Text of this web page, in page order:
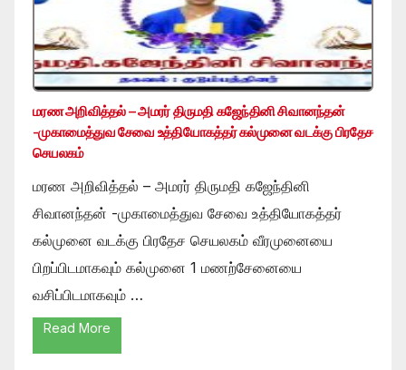
மரண அறிவித்தல் – அமரர் திருமதி கஜேந்தினி சிவானந்தன்
-முகாமைத்துவ சேவை உத்தியோகத்தர் கல்முனை வடக்கு பிரதேச
செயலகம்
மரண அறிவித்தல் – அமரர் திருமதி கஜேந்தினி
சிவானந்தன் -முகாமைத்துவ சேவை உத்தியோகத்தர்
கல்முனை வடக்கு பிரதேச செயலகம் வீரமுனையை
பிறப்பிடமாகவும் கல்முனை 1 மணற்சேனையை
வசிப்பிடமாகவும் …
Read More